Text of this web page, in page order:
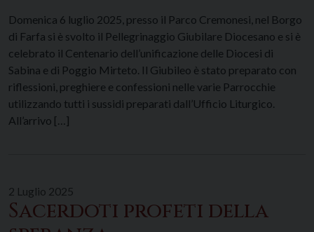
Domenica 6 luglio 2025, presso il Parco Cremonesi, nel Borgo
di Farfa si è svolto il Pellegrinaggio Giubilare Diocesano e si è
celebrato il Centenario dell’unificazione delle Diocesi di
Sabina e di Poggio Mirteto. Il Giubileo è stato preparato con
riflessioni, preghiere e confessioni nelle varie Parrocchie
utilizzando tutti i sussidi preparati dall’Ufficio Liturgico.
All’arrivo […]
2 Luglio 2025
Sacerdoti profeti della